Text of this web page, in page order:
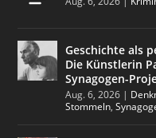
Geschichte als
Die Künstlerin
Synagogen-
Aug. 6, 2026 |
Stommeln,